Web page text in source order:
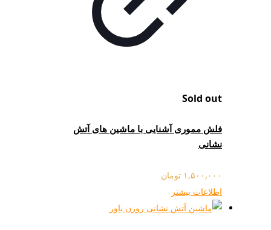
Sold out
فلش مموری آشنایی با ماشین های آتش
نشانی
۱,۵۰۰,۰۰۰ تومان
اطلاعات بیشتر